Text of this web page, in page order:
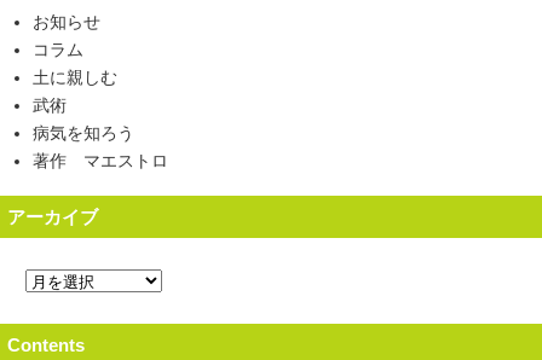
お知らせ
コラム
土に親しむ
武術
病気を知ろう
著作 マエストロ
アーカイブ
Contents